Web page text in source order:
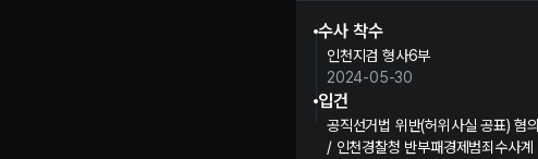
수사 착수
인천지검 형사6부
2024-05-30
입건
공직선거법 위반(허위사실 공표) 혐의
/ 인천경찰청 반부패경제범죄수사계